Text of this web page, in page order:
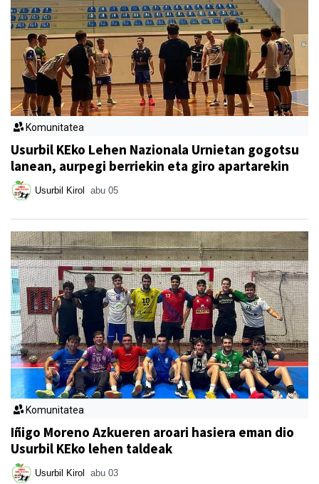
Komunitatea
Usurbil KEko Lehen Nazionala Urnietan gogotsu
lanean, aurpegi berriekin eta giro apartarekin
Usurbil Kirol abu 05
Komunitatea
Iñigo Moreno Azkueren aroari hasiera eman dio
Usurbil KEko lehen taldeak
Usurbil Kirol abu 03